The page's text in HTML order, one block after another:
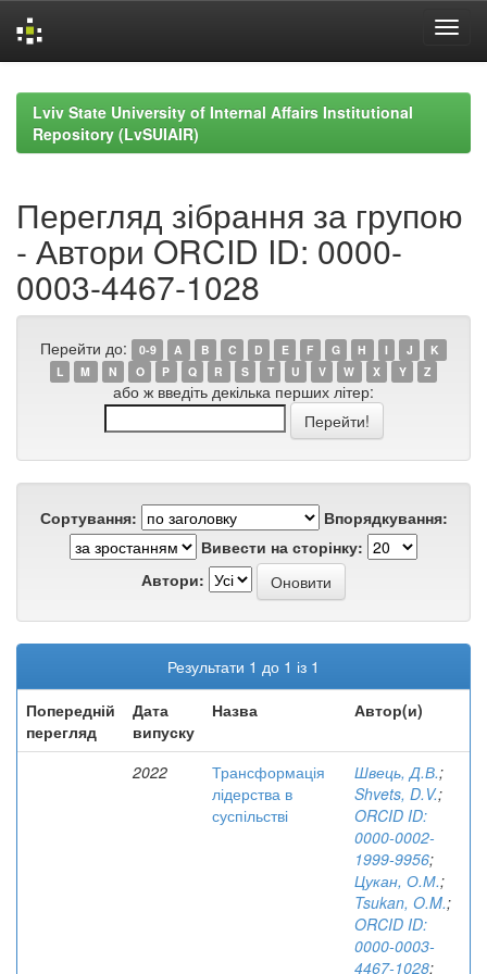
navigationLviv State University of Internal Affairs Institutional
Repository (LvSUIAIR)
Перегляд зібрання за групою
- Автори ORCID ID: 0000-
0003-4467-1028
Перейти до: 0-9 A B C D E F G H I J
K
L
M N O P Q R S T U V W X Y Z
або ж введіть декілька перших літер:
Сортування:
Впорядкування:
Вивести на сторінку:
Автори:
Результати 1 до 1 із 1
Попередній
перегляд
Дата
випуску
Назва Автор(и)
2022
Трансформація
лідерства в
суспільстві
Швець, Д.В.;
Shvets, D.V.;
ORCID ID:
0000-0002-
1999-9956;
Цукан, О.М.;
Tsukan, O.M.;
ORCID ID:
0000-0003-
4467-1028;